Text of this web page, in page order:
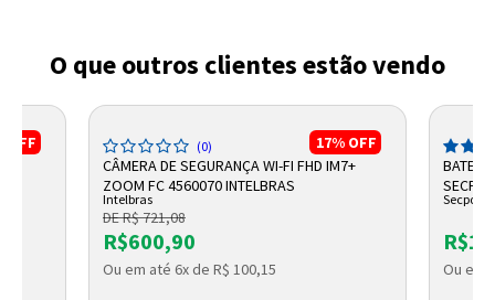
O que outros clientes estão vendo
OFF
G26 17% OFF
(0)
CÂMERA DE SEGURANÇA WI-FI FHD IM7+
ZOOM FC 4560070 INTELBRAS
Intelbras
DE R$ 721,08
R$600,90
Ou em até 6x de R$ 100,15 Ou em